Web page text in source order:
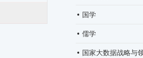
国学
儒学
国家大数据战略与